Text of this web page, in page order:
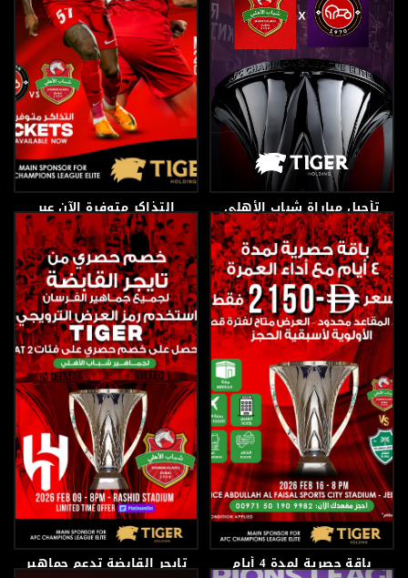
تأجيل مباراة شباب الأهلي
وتراكتور الإيراني في
ذهاب دور الستة عشر من
بطولة دوري أبطال آسيا
للنخبة
1 مارس، 2026
التذاكر متوفرة الآن عبر
الموقع الإلكتروني
26 فبراير، 2026
باقة حصرية لمدة 4 أيام تايجر القابضة تدعم جماهير